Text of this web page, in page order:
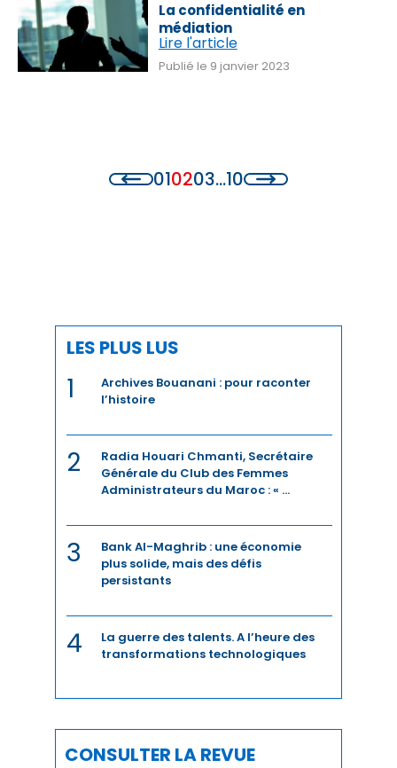
BUSINESS
CAN
COMMERCE INTERNATIONAL
COMMUNICATION
COUPE DU MONDE
CULTURE
CYBERSÉCURITÉ
DÉVELOPPEMENT HUMAIN
DIPLOMATIE
La confidentialité en
médiation
Lire l'article
Publié le 9 janvier 2023
010203…10
LES PLUS LUS
1
Archives Bouanani : pour raconter
l’histoire
2
Radia Houari Chmanti, Secrétaire
Générale du Club des Femmes
Administrateurs du Maroc : « ...
3
Bank Al-Maghrib : une économie
plus solide, mais des défis
persistants
4
La guerre des talents. A l’heure des
transformations technologiques
CONSULTER LA REVUE